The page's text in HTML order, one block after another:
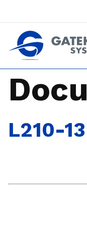
L210-